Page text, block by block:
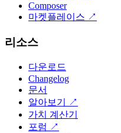
Composer
마켓플레이스 ↗
리소스
다운로드
Changelog
문서
알아보기
↗
가치 계산기
포럼 ↗